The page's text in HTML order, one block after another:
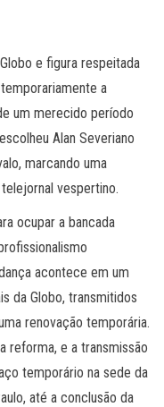
e figura respeitada
a
um merecido período
Alan Severiano
marcando uma
vespertino.
ocupar a bancada
acontece em um
da Globo, transmitidos
renovação temporária.
reforma, e a transmissão
temporário na sede da
até a conclusão da